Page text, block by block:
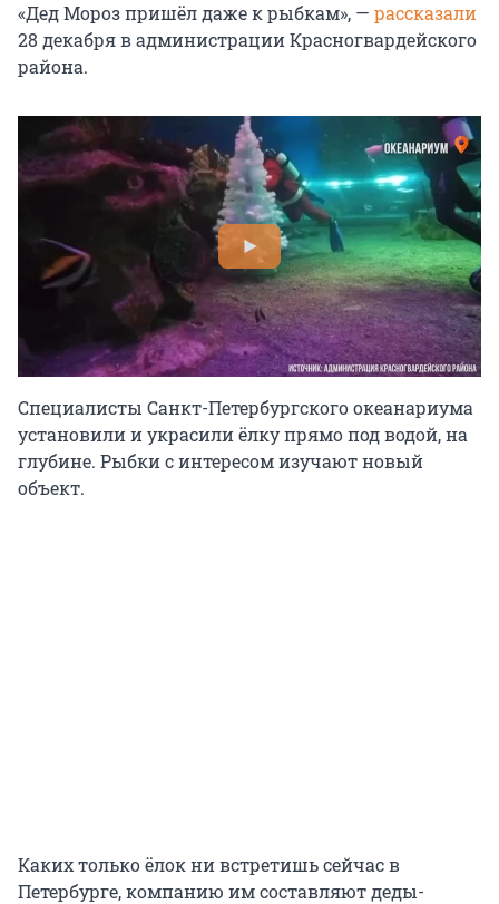
«Дед Мороз пришёл даже к рыбкам», — рассказали
28 декабря в администрации Красногвардейского
района.
Специалисты Санкт-Петербургского океанариума
установили и украсили ёлку прямо под водой, на
глубине. Рыбки с интересом изучают новый
объект.
Каких только ёлок ни встретишь сейчас в
Петербурге, компанию им составляют деды-